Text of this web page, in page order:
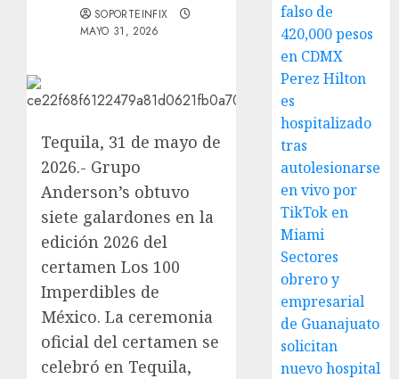
SOPORTEINFIX
MAYO 31, 2026
Tequila, 31 de mayo de
2026.- Grupo
Anderson’s obtuvo
siete galardones en la
edición 2026 del
certamen Los 100
Imperdibles de
México. La ceremonia
oficial del certamen se
celebró en Tequila,
falso de
420,000 pesos
en CDMX
Perez Hilton
es
hospitalizado
tras
autolesionarse
en vivo por
TikTok en
Miami
Sectores
obrero y
empresarial
de Guanajuato
solicitan
nuevo hospital